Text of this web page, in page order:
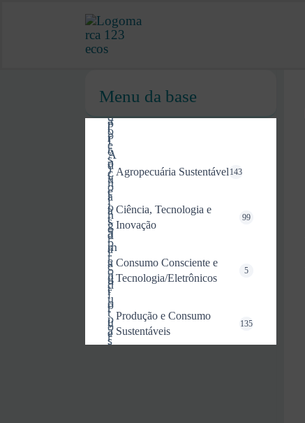
Menu da base
Agropecuária Sustentável 143
Ciência, Tecnologia e
Inovação
99
Consumo Consciente e
Tecnologia/Eletrônicos
5
Produção e Consumo
Sustentáveis
135